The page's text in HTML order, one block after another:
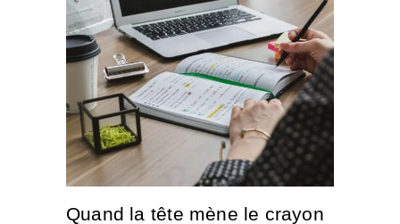
Quand la tête mène le crayon